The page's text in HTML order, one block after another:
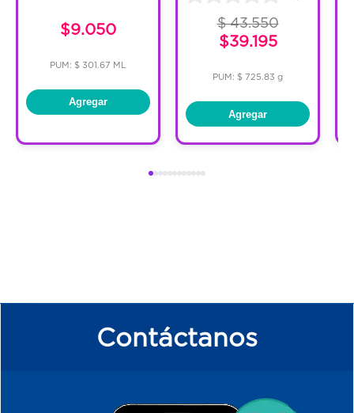
$9.050
PUM: $ 301.67 ML
Agregar
$ 43.550
$39.195
PUM: $ 725.83 g
Agregar
Contáctanos